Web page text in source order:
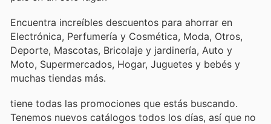
Encuentra increíbles descuentos para ahorrar en
Electrónica, Perfumería y Cosmética, Moda, Otros,
Deporte, Mascotas, Bricolaje y jardinería, Auto y
Moto, Supermercados, Hogar, Juguetes y bebés y
muchas tiendas más.
tiene todas las promociones que estás buscando.
Tenemos nuevos catálogos todos los días, así que no